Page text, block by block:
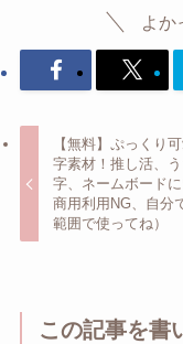
よか
【無料】ぷっくり
字素材！推し活、
字、ネームボード
商用利用NG、自分
範囲で使ってね）
この記事を書